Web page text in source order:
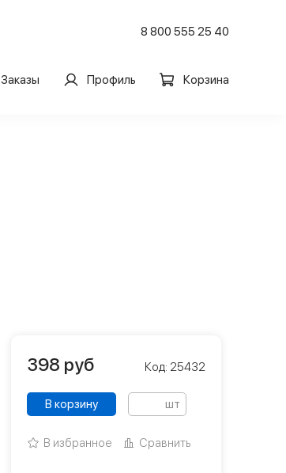
8 800 555 25 40
Заказы Профиль Корзина
398 руб Код: 25432
В корзину шт
В избранное Сравнить